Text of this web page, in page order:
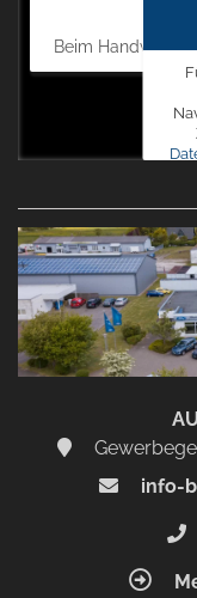
Beim Handweiser
info-